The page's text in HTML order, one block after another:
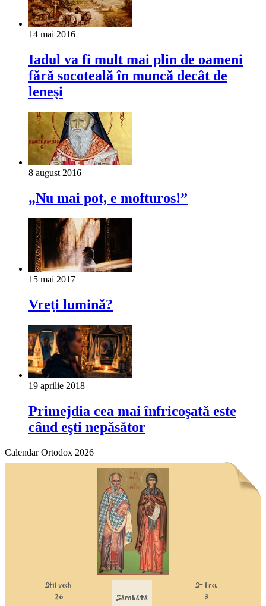
14 mai 2016
Iadul va fi mult mai plin de oameni
fără socoteală în muncă decât de
leneşi
8 august 2016
„Nu mai pot, e mofturos!”
15 mai 2017
Vreţi lumină?
19 aprilie 2018
Primejdia cea mai înfricoşată este
când eşti nepăsător
Calendar Ortodox 2026